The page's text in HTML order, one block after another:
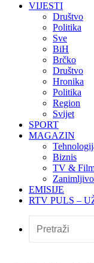
VIJESTI
Društvo
Politika
Sve
BiH
Brčko
Društvo
Hronika
Politika
Region
Svijet
SPORT
MAGAZIN
Biznis
TV &
EMISIJE
RTV PULS –